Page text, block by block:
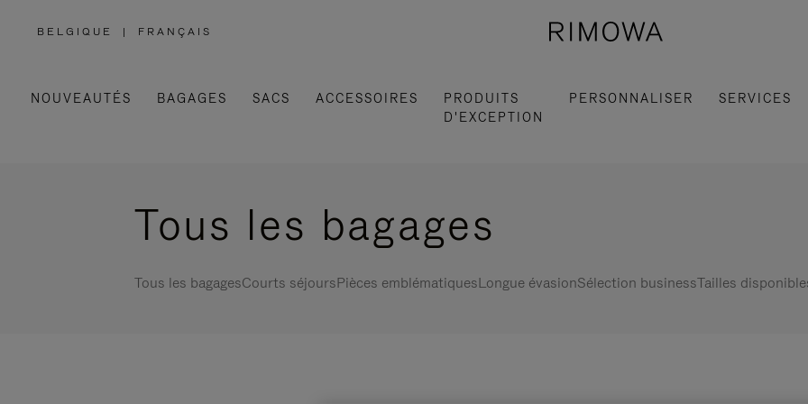
BELGIQUE
,
| FRANÇAIS
NOUVEAUTÉS BAGAGES SACS ACCESSOIRES
PRODUITS
D'EXCEPTION
PERSONNALISER SERVICES
Tous les bagages
Tous les bagagesCourts séjoursPièces emblématiquesLongue évasionSélection businessTailles